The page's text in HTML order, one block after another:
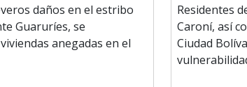
daños en el estribo
Guaruríes, se
anegadas en el
Residentes
Caroní, así
Ciudad